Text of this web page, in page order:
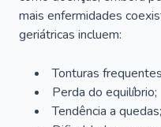
mais enfermidades
geriátricas incluem:
Tonturas
Perda do equilíbrio;
Tendência a quedas;